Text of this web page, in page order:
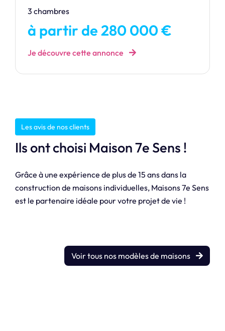
3 chambres
à partir de 280 000 €
Je découvre cette annonce
Les avis de nos clients
Ils ont choisi Maison 7e Sens !
Grâce à une expérience de plus de 15 ans dans la
construction de maisons individuelles, Maisons 7e Sens
est le partenaire idéale pour votre projet de vie !
Voir tous nos modèles de maisons